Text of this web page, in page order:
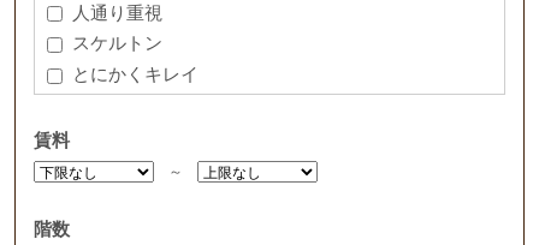
人通り重視
スケルトン
とにかくキレイ
賃料
～
階数